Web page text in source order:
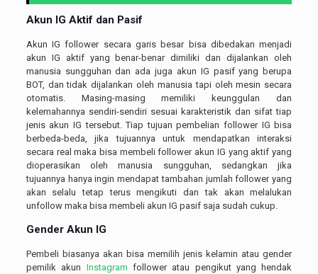
Akun IG Aktif dan Pasif
Akun IG follower secara garis besar bisa dibedakan menjadi
akun IG aktif yang benar-benar dimiliki dan dijalankan oleh
manusia sungguhan dan ada juga akun IG pasif yang berupa
BOT, dan tidak dijalankan oleh manusia tapi oleh mesin secara
otomatis. Masing-masing memiliki keunggulan dan
kelemahannya sendiri-sendiri sesuai karakteristik dan sifat tiap
jenis akun IG tersebut. Tiap tujuan pembelian follower IG bisa
berbeda-beda, jika tujuannya untuk mendapatkan interaksi
secara real maka bisa membeli follower akun IG yang aktif yang
dioperasikan oleh manusia sungguhan, sedangkan jika
tujuannya hanya ingin mendapat tambahan jumlah follower yang
akan selalu tetap terus mengikuti dan tak akan melalukan
unfollow maka bisa membeli akun IG pasif saja sudah cukup.
Gender Akun IG
Pembeli biasanya akan bisa memilih jenis kelamin atau gender
pemilik akun Instagram follower atau pengikut yang hendak